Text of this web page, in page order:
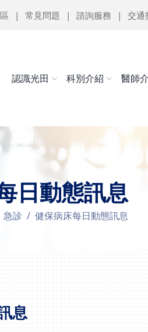
常見問題 諮詢服務 交通
認識光田 科別介紹 醫師
日動態訊息
急診 健保病床每日動態訊息
息